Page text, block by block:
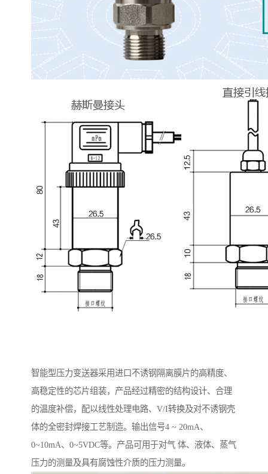
智能型压力变送器采用进口不诱钢隔离膜片的高精度、
高稳定性的芯片组装，产品经过精密的结构设计、合理
的温度补偿，配以线性处理电路、V/I转换及对不诱钢壳
体的全密封焊接工艺制造。输出信号4 ~ 20mA、
0~10mA、0~5VDC等。产品可用于对气 体、液体、蒸气
压力的测量及具有腐蚀性介质的压力测量。